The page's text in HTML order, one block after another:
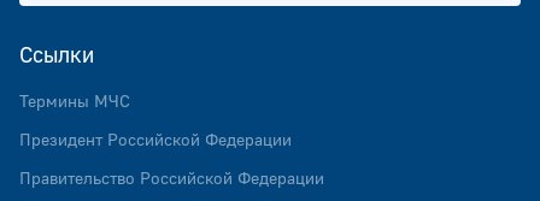
Ссылки
Термины МЧС
Президент Российской Федерации
Правительство Российской Федерации